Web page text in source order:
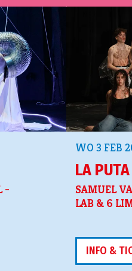
-
LA
SAMUEL
LAB & 6
WO 3 FEB
INFO &